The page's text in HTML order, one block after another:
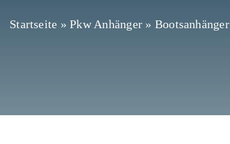
Startseite »Pkw Anhänger » Bootsanhänger